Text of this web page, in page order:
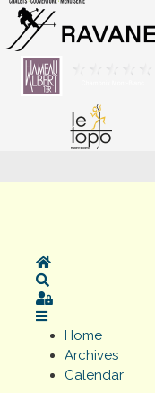
Home
Sign In
Home
Archives
Calendar